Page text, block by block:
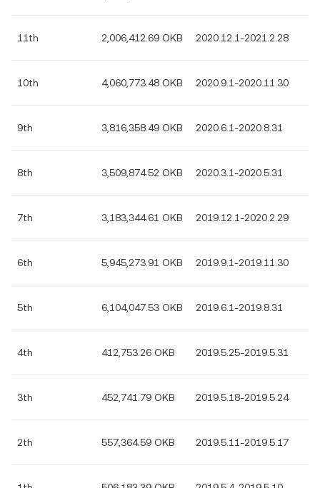
11th 2,006,412.69 OKB 2020.12.1-2021.2.28
10th 4,060,773.48 OKB 2020.9.1-2020.11.30
9th 3,816,358.49 OKB 2020.6.1-2020.8.31
8th 3,509,874.52 OKB 2020.3.1-2020.5.31
7th 3,183,344.61 OKB 2019.12.1-2020.2.29
6th 5,945,273.91 OKB 2019.9.1-2019.11.30
5th 6,104,047.53 OKB 2019.6.1-2019.8.31
4th 412,753.26 OKB 2019.5.25-2019.5.31
3th 452,741.79 OKB 2019.5.18-2019.5.24
2th 557,364.59 OKB 2019.5.11-2019.5.17